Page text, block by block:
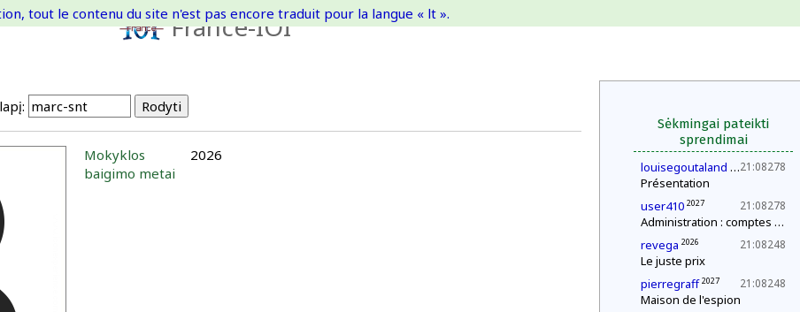
France-IOI
tout le contenu du site n'est pas encore traduit pour la langue « lt ».
Sėkmingai pateikti
sprendimai
21:08278
louisegoutaland 2027
Présentation
21:08278
user410 2027
Administration : comptes annuels
21:08248
revega 2026
Le juste prix
21:08248
pierregraff 2027
Maison de l'espion
Mokyklos
baigimo metai
2026